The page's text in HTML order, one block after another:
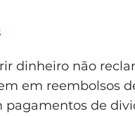
dinheiro não
em reembolsos
de